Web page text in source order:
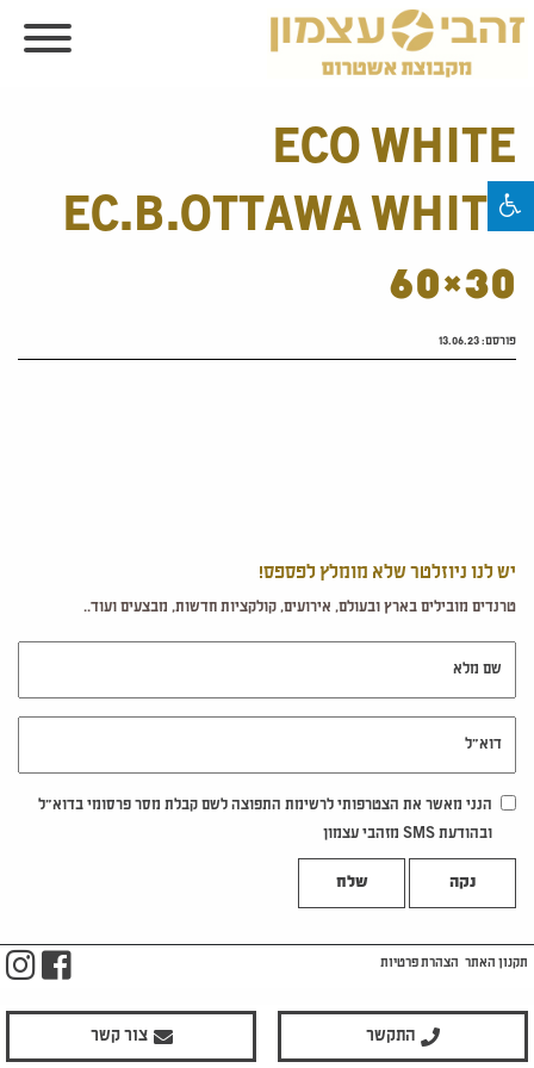
ECO WHITE
EC.B.OTTAWA WHITE
60×30
פורסם:13.06.23
יש לנו ניוזלטר שלא מומלץ לפספס!
טרנדים מובילים בארץ ובעולם, אירועים, קולקציות חדשות, מבצעים ועוד..
הנני מאשר את הצטרפותי לרשימת התפוצה לשם קבלת מסר פרסומי בדוא"ל
ובהודעת SMS מזהבי עצמון
נקה
התקשר צור קשר
תקנון האתר הצהרת פרטיות